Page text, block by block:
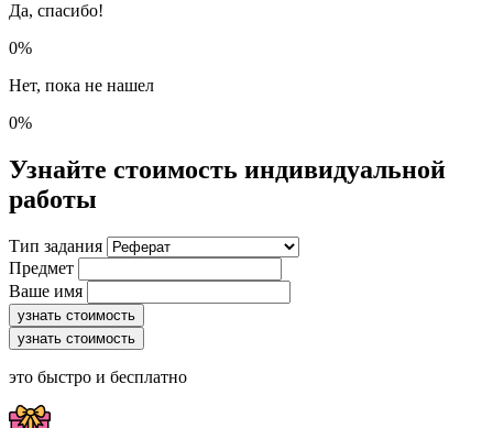
Да, спасибо!
0%
Нет, пока не нашел
0%
Узнайте стоимость индивидуальной
работы
Тип задания
Предмет
Ваше имя
узнать стоимость
узнать стоимость
это быстро и бесплатно